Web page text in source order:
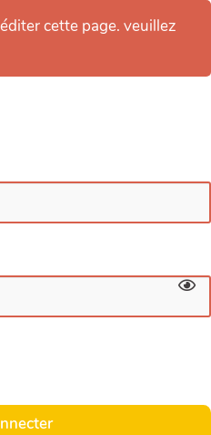
cette page. veuillez